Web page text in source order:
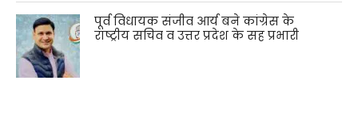
पूर्व विधायक संजीव आर्य बने कांग्रेस के
राष्ट्रीय सचिव व उत्तर प्रदेश के सह प्रभारी